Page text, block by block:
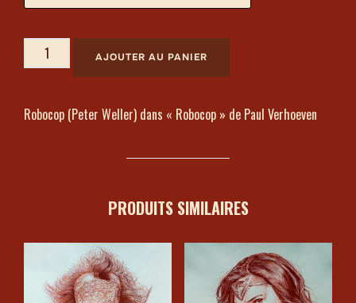
AJOUTER AU PANIER
Robocop (Peter Weller) dans « Robocop » de Paul Verhoeven
PRODUITS SIMILAIRES